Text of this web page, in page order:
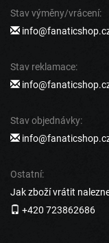
Stav výměny/vrácení:
Stav reklamace:
Stav objednávky:
Ostatní:
Jak zboží vrátit
+420 723862686